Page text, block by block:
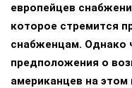
европейцев
которое стремится
снабженцам. Однако
предположения о
американцев на